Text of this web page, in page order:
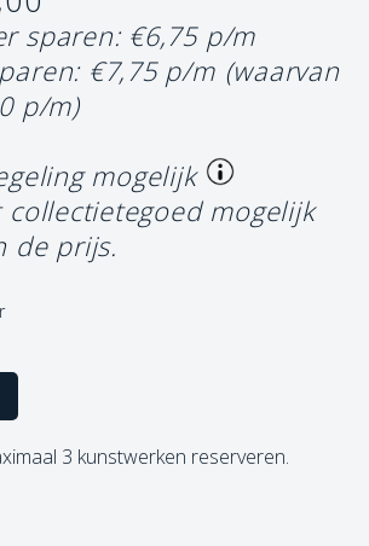
sparen: €6,75 p/m
€7,75 p/m (waarvan
p/m)
mogelijk
collectietegoed mogelijk
de prijs.
3 kunstwerken reserveren.